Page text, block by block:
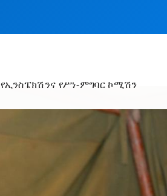
የኢንስፔክሽንና የሥነ-ምግባር ኮሚሽን